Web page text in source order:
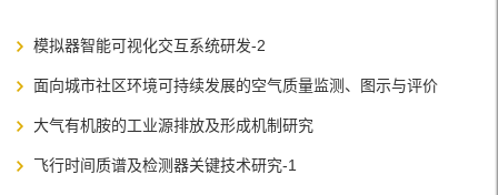
模拟器智能可视化交互系统研发-2
面向城市社区环境可持续发展的空气质量监测、图示与评价
大气有机胺的工业源排放及形成机制研究
飞行时间质谱及检测器关键技术研究-1